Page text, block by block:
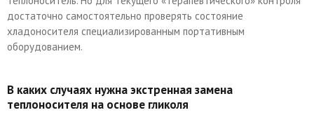
достаточно самостоятельно проверять состояние
хладоносителя специализированным портативным
оборудованием.
В каких случаях нужна экстренная замена
теплоносителя на основе гликоля